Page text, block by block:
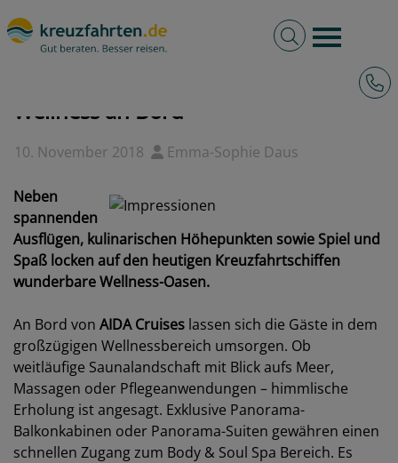
Burger
Volltextsuche
Wellness an Bord
10. November 2018 Emma-Sophie Daus
Neben
spannenden
Ausflügen, kulinarischen Höhepunkten sowie Spiel und
Spaß locken auf den heutigen Kreuzfahrtschiffen
wunderbare Wellness-Oasen.
An Bord von AIDA Cruises lassen sich die Gäste in dem
großzügigen Wellnessbereich umsorgen. Ob
weitläufige Saunalandschaft mit Blick aufs Meer,
Massagen oder Pflegeanwendungen – himmlische
Erholung ist angesagt. Exklusive Panorama-
Balkonkabinen oder Panorama-Suiten gewähren einen
schnellen Zugang zum Body & Soul Spa Bereich. Es